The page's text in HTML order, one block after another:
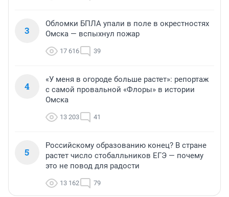
3
Обломки БПЛА упали в поле в окрестностях
Омска — вспыхнул пожар
17 616 39
4
«У меня в огороде больше растет»: репортаж
с самой провальной «Флоры» в истории
Омска
13 203 41
5
Российскому образованию конец? В стране
растет число стобалльников ЕГЭ — почему
это не повод для радости
13 162 79